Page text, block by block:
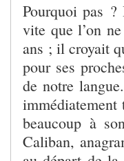
Pourquoi pas
vite que l’on
ans ; il croyait
pour ses
de notre
immédiatement
beaucoup à
Caliban,